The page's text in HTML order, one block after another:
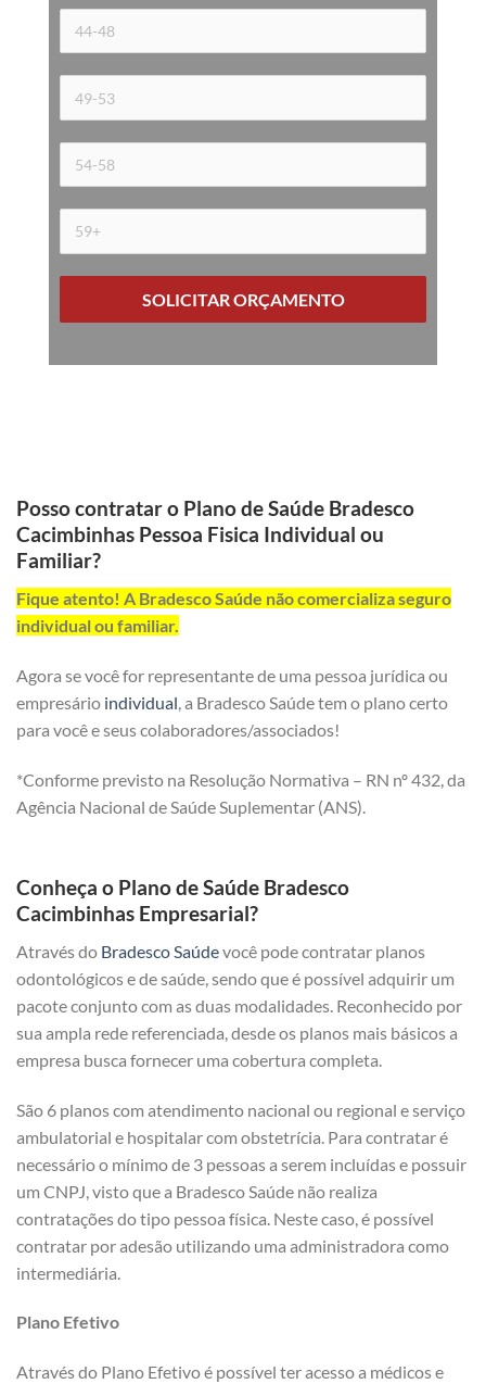
SOLICITAR ORÇAMENTO
Posso contratar o Plano de Saúde Bradesco
Cacimbinhas Pessoa Fisica Individual ou
Familiar?
Fique atento! A Bradesco Saúde não comercializa seguro
individual ou familiar.
Agora se você for representante de uma pessoa jurídica ou
empresário individual , a Bradesco Saúde tem o plano certo
para você e seus colaboradores/associados!
*Conforme previsto na Resolução Normativa – RN nº 432, da
Agência Nacional de Saúde Suplementar (ANS).
Conheça o Plano de Saúde Bradesco
Cacimbinhas Empresarial?
Através do Bradesco Saúdevocê pode contratar planos
odontológicos e de saúde, sendo que é possível adquirir um
pacote conjunto com as duas modalidades. Reconhecido por
sua ampla rede referenciada, desde os planos mais básicos a
empresa busca fornecer uma cobertura completa.
São 6 planos com atendimento nacional ou regional e serviço
ambulatorial e hospitalar com obstetrícia. Para contratar é
necessário o mínimo de 3 pessoas a serem incluídas e possuir
um CNPJ, visto que a Bradesco Saúde não realiza
contratações do tipo pessoa física. Neste caso, é possível
contratar por adesão utilizando uma administradora como
intermediária.
Plano Efetivo
Através do Plano Efetivo é possível ter acesso a médicos e